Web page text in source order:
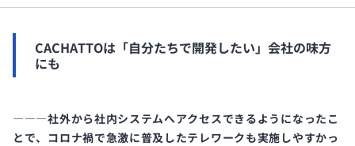
CACHATTOは「自分たちで開発したい」会社の味方
にも
―――社外から社内システムへアクセスできるようになったこ
とで、コロナ禍で急激に普及したテレワークも実施しやすかっ